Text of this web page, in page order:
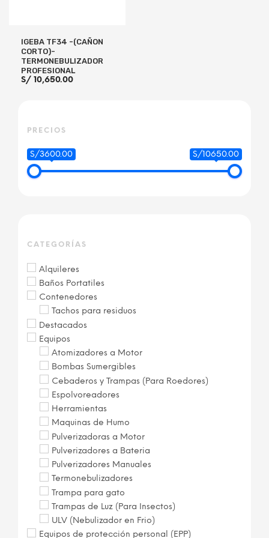
IGEBA TF34 -(CAÑON
CORTO)-
TERMONEBULIZADOR
PROFESIONAL
S/ 10,650.00
AÑADIR AL CARRITO
PRECIOS
S/3600.00 S/10650.00
CATEGORÍAS
Alquileres
Baños Portatiles
Contenedores
Tachos para residuos
Destacados
Equipos
Atomizadores a Motor
Bombas Sumergibles
Cebaderos y Trampas (Para Roedores)
Espolvoreadores
Herramientas
Maquinas de Humo
Pulverizadoras a Motor
Pulverizadores a Bateria
Pulverizadores Manuales
Termonebulizadores
Trampa para gato
Trampas de Luz (Para Insectos)
ULV (Nebulizador en Frio)
Equipos de protección personal (EPP)